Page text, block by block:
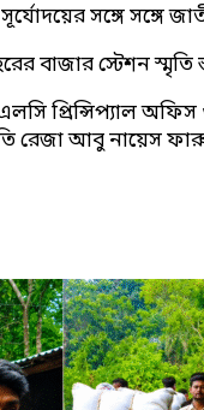
সূর্যোদয়ের সঙ্গে
বাজার স্টেশন স্মৃতি
প্রিন্সিপ্যাল
রেজা আবু নায়েস